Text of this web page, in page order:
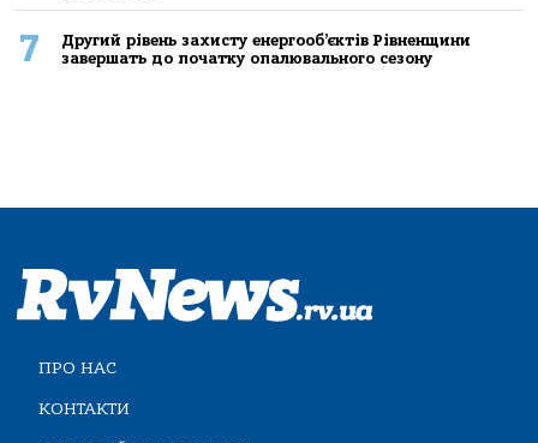
7
Другий рівень захисту енергооб’єктів Рівненщини
завершать до початку опалювального сезону
ПРО НАС
КОНТАКТИ